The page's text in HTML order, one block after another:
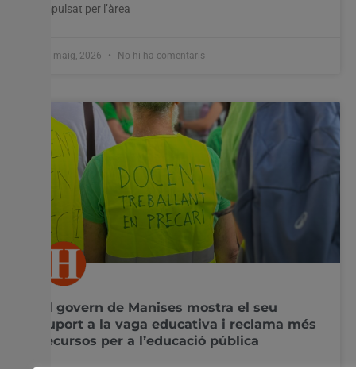
impulsat per l’àrea
28 maig, 2026 No hi ha comentaris
El govern de Manises mostra el seu
suport a la vaga educativa i reclama més
recursos per a l’educació pública
Configuració cookies